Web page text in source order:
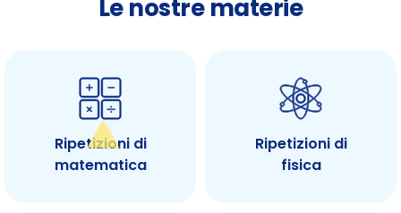
Le nostre materie
Ripetizioni di
matematica
Ripetizioni di
fisica